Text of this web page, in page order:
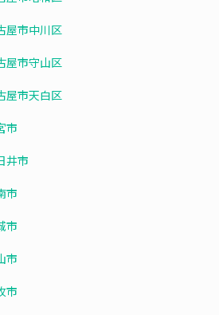
屋市中川区
屋市守山区
屋市天白区
市
井市
市
市
市
市